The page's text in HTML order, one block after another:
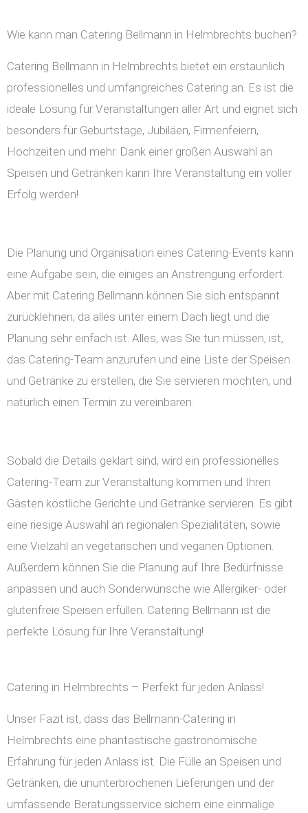
Wie kann man Catering Bellmann in Helmbrechts buchen?
Catering Bellmann in Helmbrechts bietet ein erstaunlich
professionelles und umfangreiches Catering an. Es ist die
ideale Lösung für Veranstaltungen aller Art und eignet sich
besonders für Geburtstage, Jubiläen, Firmenfeiern,
Hochzeiten und mehr. Dank einer großen Auswahl an
Speisen und Getränken kann Ihre Veranstaltung ein voller
Erfolg werden!
Die Planung und Organisation eines Catering-Events kann
eine Aufgabe sein, die einiges an Anstrengung erfordert.
Aber mit Catering Bellmann können Sie sich entspannt
zurücklehnen, da alles unter einem Dach liegt und die
Planung sehr einfach ist. Alles, was Sie tun müssen, ist,
das Catering-Team anzurufen und eine Liste der Speisen
und Getränke zu erstellen, die Sie servieren möchten, und
natürlich einen Termin zu vereinbaren.
Sobald die Details geklärt sind, wird ein professionelles
Catering-Team zur Veranstaltung kommen und Ihren
Gästen köstliche Gerichte und Getränke servieren. Es gibt
eine riesige Auswahl an regionalen Spezialitäten, sowie
eine Vielzahl an vegetarischen und veganen Optionen.
Außerdem können Sie die Planung auf Ihre Bedürfnisse
anpassen und auch Sonderwünsche wie Allergiker- oder
glutenfreie Speisen erfüllen. Catering Bellmann ist die
perfekte Lösung für Ihre Veranstaltung!
Catering in Helmbrechts – Perfekt für jeden Anlass!
Unser Fazit ist, dass das Bellmann-Catering in
Helmbrechts eine phantastische gastronomische
Erfahrung für jeden Anlass ist. Die Fülle an Speisen und
Getränken, die ununterbrochenen Lieferungen und der
umfassende Beratungsservice sichern eine einmalige